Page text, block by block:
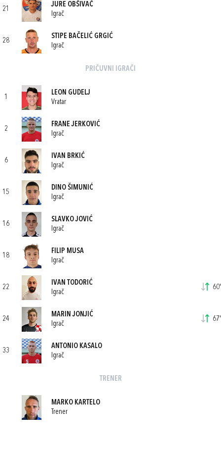
21
JURE OBŠIVAČ
Igrač
28
STIPE BAČELIĆ GRGIĆ
Igrač
PRIČUVNI IGRAČI
1
LEON GUDELJ
Vratar
2
FRANE JERKOVIĆ
Igrač
6
IVAN BRKIĆ
Igrač
15
DINO ŠIMUNIĆ
Igrač
16
SLAVKO JOVIĆ
Igrač
18
FILIP MUSA
Igrač
22
IVAN TODORIĆ
Igrač
60'
24
MARIN JONJIĆ
Igrač
67'
33
ANTONIO KASALO
Igrač
TRENER
MARKO KARTELO
Trener